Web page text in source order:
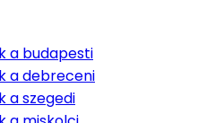
a budapesti
a debreceni
a szegedi